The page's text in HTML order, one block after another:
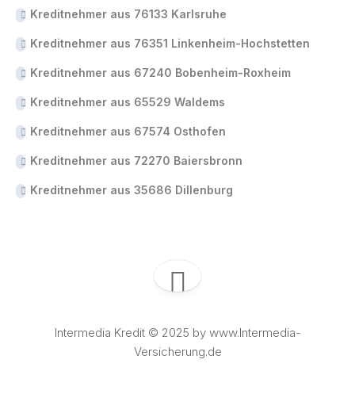
Kreditnehmer aus 76133 Karlsruhe
Kreditnehmer aus 76351 Linkenheim-Hochstetten
Kreditnehmer aus 67240 Bobenheim-Roxheim
Kreditnehmer aus 65529 Waldems
Kreditnehmer aus 67574 Osthofen
Kreditnehmer aus 72270 Baiersbronn
Kreditnehmer aus 35686 Dillenburg
Intermedia Kredit © 2025 by www.Intermedia-
Versicherung.de